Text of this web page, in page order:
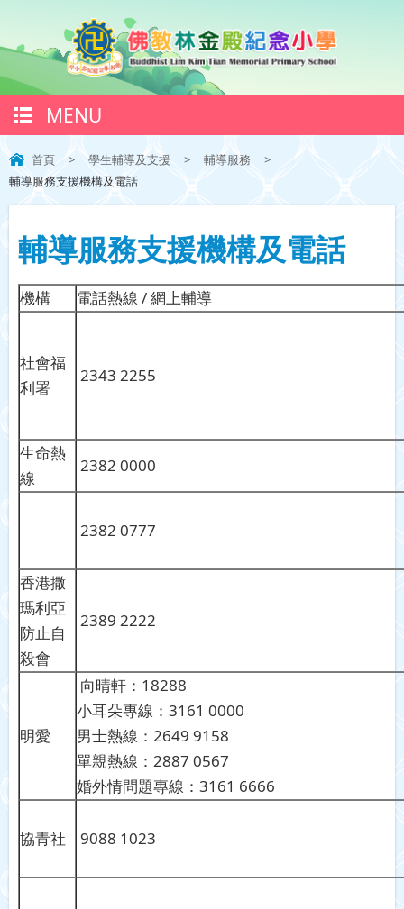
MENU
首頁 > 學生輔導及支援 > 輔導服務
>
輔導服務支援機構及電話
輔導服務支援機構及電話
機構 電話熱線 / 網上輔導
社會福
利署
2343 2255
生命熱
線
2382 0000
2382 0777
香港撒
瑪利亞
防止自
殺會
2389 2222
明愛
向晴軒：18288
小耳朵專線：3161 0000
男士熱線：2649 9158
單親熱線：2887 0567
婚外情問題專線：3161 6666
協青社 9088 1023